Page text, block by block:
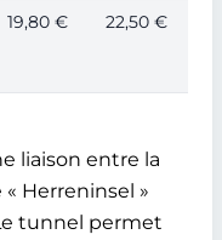
19,80 € 22,50 €
liaison entre la
Herreninsel »
tunnel permet